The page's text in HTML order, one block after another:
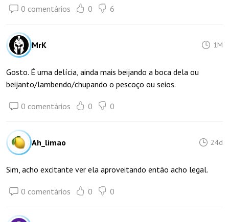
0 comentários 0 6
MrK 1M
Gosto. É uma delícia, ainda mais beijando a boca dela ou
beijanto/lambendo/chupando o pescoço ou seios.
0 comentários 0 0
Ah_limao 24d
Sim, acho excitante ver ela aproveitando então acho legal.
0 comentários 0 0